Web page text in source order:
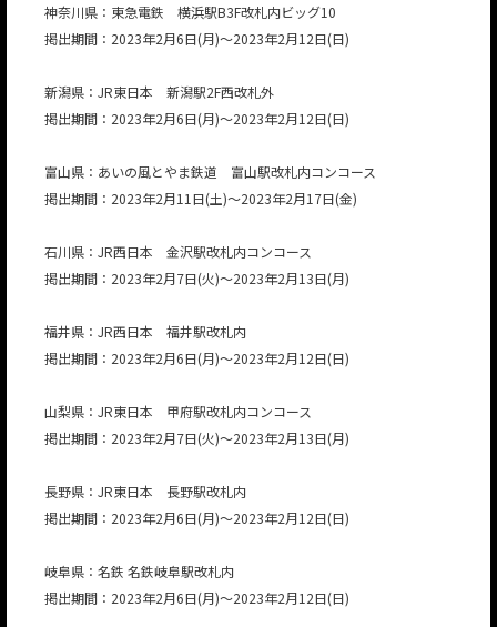
神奈川県：東急電鉄 横浜駅B3F改札内ビッグ10
掲出期間：2023年2月6日(月)～2023年2月12日(日)
新潟県：JR東日本 新潟駅2F西改札外
掲出期間：2023年2月6日(月)～2023年2月12日(日)
富山県：あいの風とやま鉄道 富山駅改札内コンコース
掲出期間：2023年2月11日(土)～2023年2月17日(金)
石川県：JR西日本 金沢駅改札内コンコース
掲出期間：2023年2月7日(火)～2023年2月13日(月)
福井県：JR西日本 福井駅改札内
掲出期間：2023年2月6日(月)～2023年2月12日(日)
山梨県：JR東日本 甲府駅改札内コンコース
掲出期間：2023年2月7日(火)～2023年2月13日(月)
長野県：JR東日本 長野駅改札内
掲出期間：2023年2月6日(月)～2023年2月12日(日)
岐阜県：名鉄 名鉄岐阜駅改札内
掲出期間：2023年2月6日(月)～2023年2月12日(日)